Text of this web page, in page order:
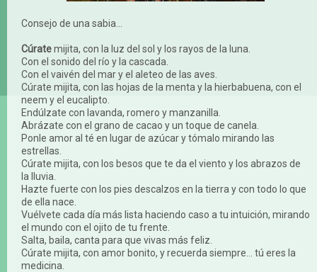
Consejo de una sabia…
Cúratemijita, con la luz del sol y los rayos de la luna.
Con el sonido del río y la cascada.
Con el vaivén del mar y el aleteo de las aves.
Cúrate mijita, con las hojas de la menta y la hierbabuena, con el
neem y el eucalipto.
Endúlzate con lavanda, romero y manzanilla.
Abrázate con el grano de cacao y un toque de canela.
Ponle amor al té en lugar de azúcar y tómalo mirando las
estrellas.
Cúrate mijita, con los besos que te da el viento y los abrazos de
la lluvia.
Hazte fuerte con los pies descalzos en la tierra y con todo lo que
de ella nace.
Vuélvete cada día más lista haciendo caso a tu intuición, mirando
el mundo con el ojito de tu frente.
Salta, baila, canta para que vivas más feliz.
Cúrate mijita, con amor bonito, y recuerda siempre... tú eres la
medicina.